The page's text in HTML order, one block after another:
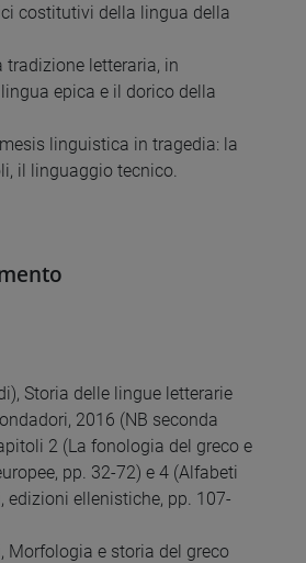
costitutivi della lingua della
tradizione letteraria, in
epica e il dorico della
linguistica in tragedia: la
il linguaggio tecnico.
Storia delle lingue letterarie
2016 (NB seconda
2 (La fonologia del greco e
pp. 32-72) e 4 (Alfabeti
edizioni ellenistiche, pp. 107-
Morfologia e storia del greco